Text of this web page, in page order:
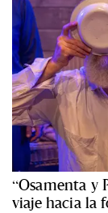
“Osamenta y
viaje hacia la